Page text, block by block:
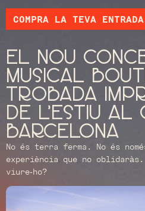
COMPRA LA TEVA
El nou
musical
trobada
de l'estiu al
barcelona
No és terra ferma. No és
experiència que no
viure-ho?